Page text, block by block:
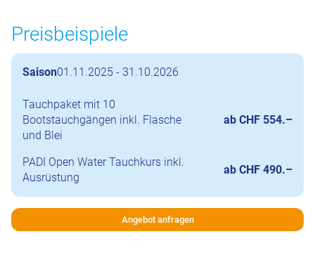
Preisbeispiele
Saison01.11.2025 - 31.10.2026
Tauchpaket mit 10
Bootstauchgängen inkl. Flasche
und Blei
ab CHF 554.–
PADI Open Water Tauchkurs inkl.
Ausrüstung
ab CHF 490.–
Angebot anfragen